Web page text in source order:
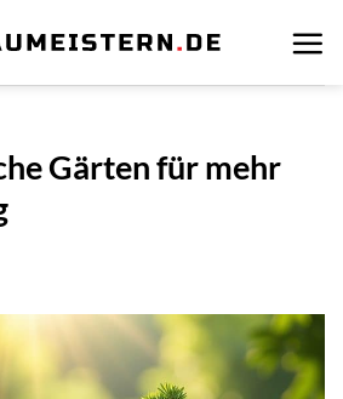
Gärten für mehr